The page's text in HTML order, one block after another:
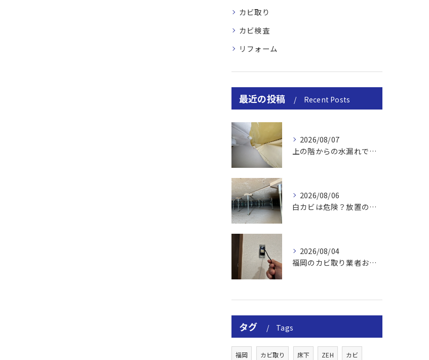
カビ取り
カビ検査
リフォーム
最近の投稿 Recent Posts
2026/08/07
上の階からの水漏れでカビ｜対処法と業者
2026/08/06
白カビは危険？放置のリスクと取り方
2026/08/04
福岡のカビ取り業者おすすめの選び方と費用
タグ Tags
福岡 カビ取り 床下 ZEH カビ